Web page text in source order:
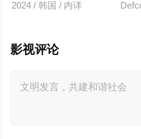
2024 / 韩国 / 内详
影视评论